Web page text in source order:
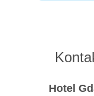
Hotel